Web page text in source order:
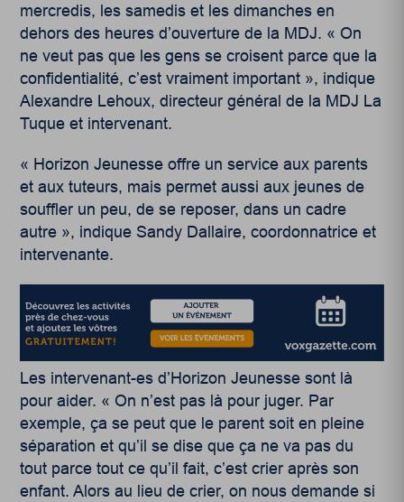
mercredis, les samedis et les dimanches en
dehors des heures d’ouverture de la MDJ. « On
ne veut pas que les gens se croisent parce que la
confidentialité, c’est vraiment important », indique
Alexandre Lehoux, directeur général de la MDJ La
Tuque et intervenant.
« Horizon Jeunesse offre un service aux parents
et aux tuteurs, mais permet aussi aux jeunes de
souffler un peu, de se reposer, dans un cadre
autre », indique Sandy Dallaire, coordonnatrice et
intervenante.
Les intervenant-es d’Horizon Jeunesse sont là
pour aider. « On n’est pas là pour juger. Par
exemple, ça se peut que le parent soit en pleine
séparation et qu’il se dise que ça ne va pas du
tout parce tout ce qu’il fait, c’est crier après son
enfant. Alors au lieu de crier, on nous demande si